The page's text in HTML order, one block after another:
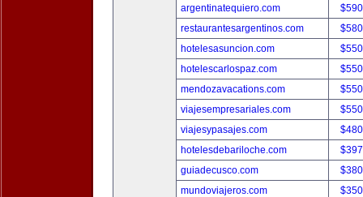
argentinatequiero.com
restaurantesargentinos.com
hotelesasuncion.com
hotelescarlospaz.com
mendozavacations.com
viajesempresariales.com
viajesypasajes.com
hotelesdebariloche.com
guiadecusco.com
mundoviajeros.com